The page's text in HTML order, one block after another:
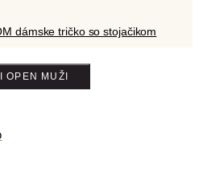
dámske tričko so stojačikom
OPEN MUŽI